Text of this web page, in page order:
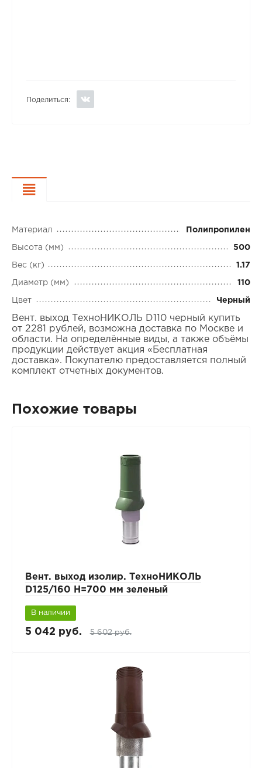
Поделиться:
Материал Полипропилен
Высота (мм) 500
Вес (кг) 1.17
Диаметр (мм) 110
Цвет Черный
Вент. выход ТехноНИКОЛЬ D110 черный купить
от 2281 рублей, возможна доставка по Москве и
области. На определённые виды, а также объёмы
продукции действует акция «Бесплатная
доставка». Покупателю предоставляется полный
комплект отчетных документов.
Похожие товары
Вент. выход изолир. ТехноНИКОЛЬ
D125/160 H=700 мм зеленый
В наличии
5 042 руб. 5 602 руб.